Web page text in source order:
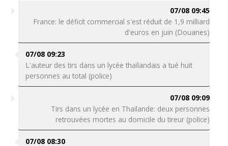
07/08 09:45
France: le déficit commercial s'est réduit de 1,9 milliard
d'euros en juin (Douanes)
07/08 09:23
L'auteur des tirs dans un lycée thaïlandais a tué huit
personnes au total (police)
07/08 09:09
Tirs dans un lycée en Thaïlande: deux personnes
retrouvées mortes au domicile du tireur (police)
07/08 08:30